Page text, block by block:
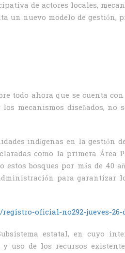
de actores locales,
nuevo modelo de gestión,
todo ahora que se cuenta
mecanismos diseñados, no
indígenas en la gestión
como la primera Área
bosques por más de 40
para garantizar
oficial-no292-jueves-26-
estatal, en cuyo
uso de los recursos